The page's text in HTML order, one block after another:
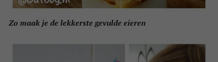
Zo maak je de lekkerste gevulde eieren